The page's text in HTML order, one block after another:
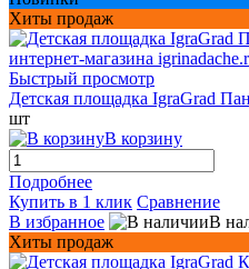
Хиты продаж
Быстрый просмотр
Детская площадка IgraGrad
шт
В корзину
Подробнее
Купить в 1 клик Сравнение
В избранное
В
Хиты продаж